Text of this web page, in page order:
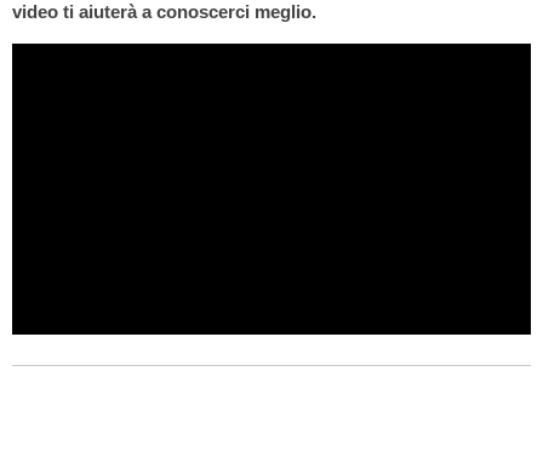
video ti aiuterà a conoscerci meglio.